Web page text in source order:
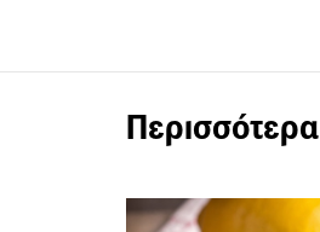
Περισσότερα